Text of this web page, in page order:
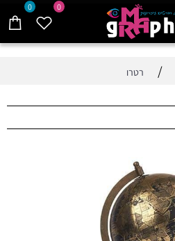
0 0
/ רטרו